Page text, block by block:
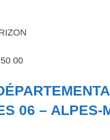
00
06 – ALPES-